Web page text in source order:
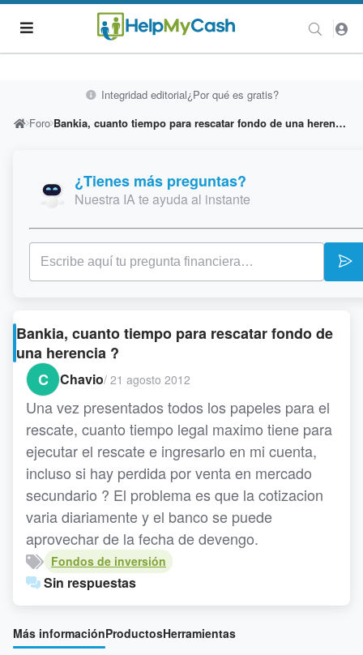
Integridad editorial¿Por qué es gratis?
Foro
Bankia, cuanto tiempo para rescatar fondo de una herencia ?
¿Tienes más preguntas?
Nuestra IA te ayuda al instante
Bankia, cuanto tiempo para rescatar fondo de
una herencia ?
C
Chavio/ 21 agosto 2012
Una vez presentados todos los papeles para el
rescate, cuanto tiempo legal maximo tiene para
ejecutar el rescate e ingresarlo en mi cuenta,
incluso si hay perdida por venta en mercado
secundario ? El problema es que la cotizacion
varia diariamente y el banco se puede
aprovechar de la fecha de devengo.
Fondos de inversión
Sin respuestas
Más informaciónProductosHerramientas